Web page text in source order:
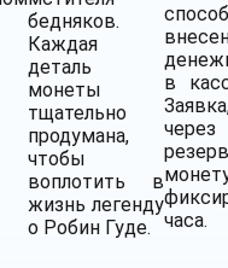
бедняков.
Каждая
деталь
монеты
тщательно
продумана,
чтобы
воплотить в
жизнь легенду
о Робин Гуде.
в
часа.